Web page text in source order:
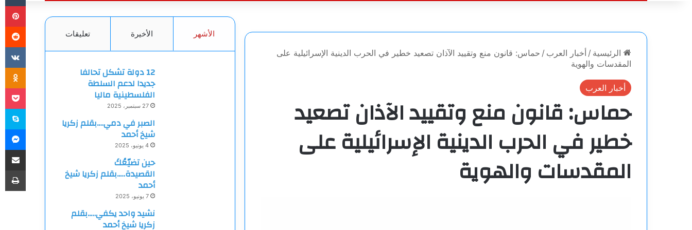
عن
الرئيسية / أخبار العرب / حماس: قانون منع وتقييد الآذان تصعيد خطير في الحرب الدينية الإسرائيلية على
المقدسات والهوية
أخبار العرب
حماس: قانون منع وتقييد الآذان تصعيد
خطير في الحرب الدينية الإسرائيلية على
المقدسات والهوية
الأشهر الأخيرة تعليقات
12 دولة تشكل تحالفا
جديدا لدعم السلطة
الفلسطينية ماليا
27 سبتمبر، 2025
الصبر في دمي….بقلم زكريا
شيخ أحمد
4 يونيو، 2025
حين تضيّعُكَ
القصيدة…..بقلم زكريا شيخ
أحمد
7 يونيو، 2025
نشيد واحد يكفي…..بقلم
زكريا شيخ أحمد